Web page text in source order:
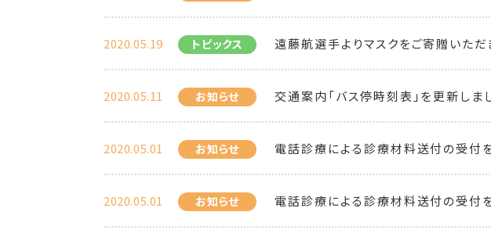
2020.05.19 トピックス 遠藤航選手よりマスクをご寄贈いただ
2020.05.11 お知らせ 交通案内「バス停時刻表」を更新しま
2020.05.01 お知らせ 電話診療による診療材料送付の受付
2020.05.01 お知らせ 電話診療による診療材料送付の受付